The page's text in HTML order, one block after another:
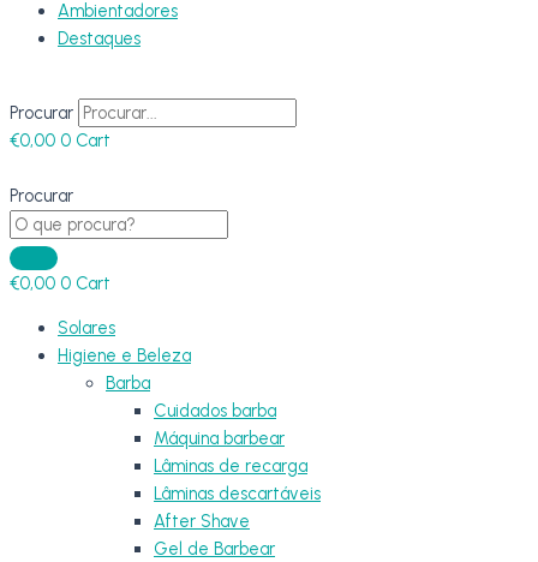
Ambientadores
Destaques
Procurar
€0,00 0 Cart
Procurar
€0,00 0 Cart
Solares
Higiene e Beleza
Barba
Cuidados barba
Máquina barbear
Lâminas de recarga
Lâminas descartáveis
After Shave
Gel de Barbear